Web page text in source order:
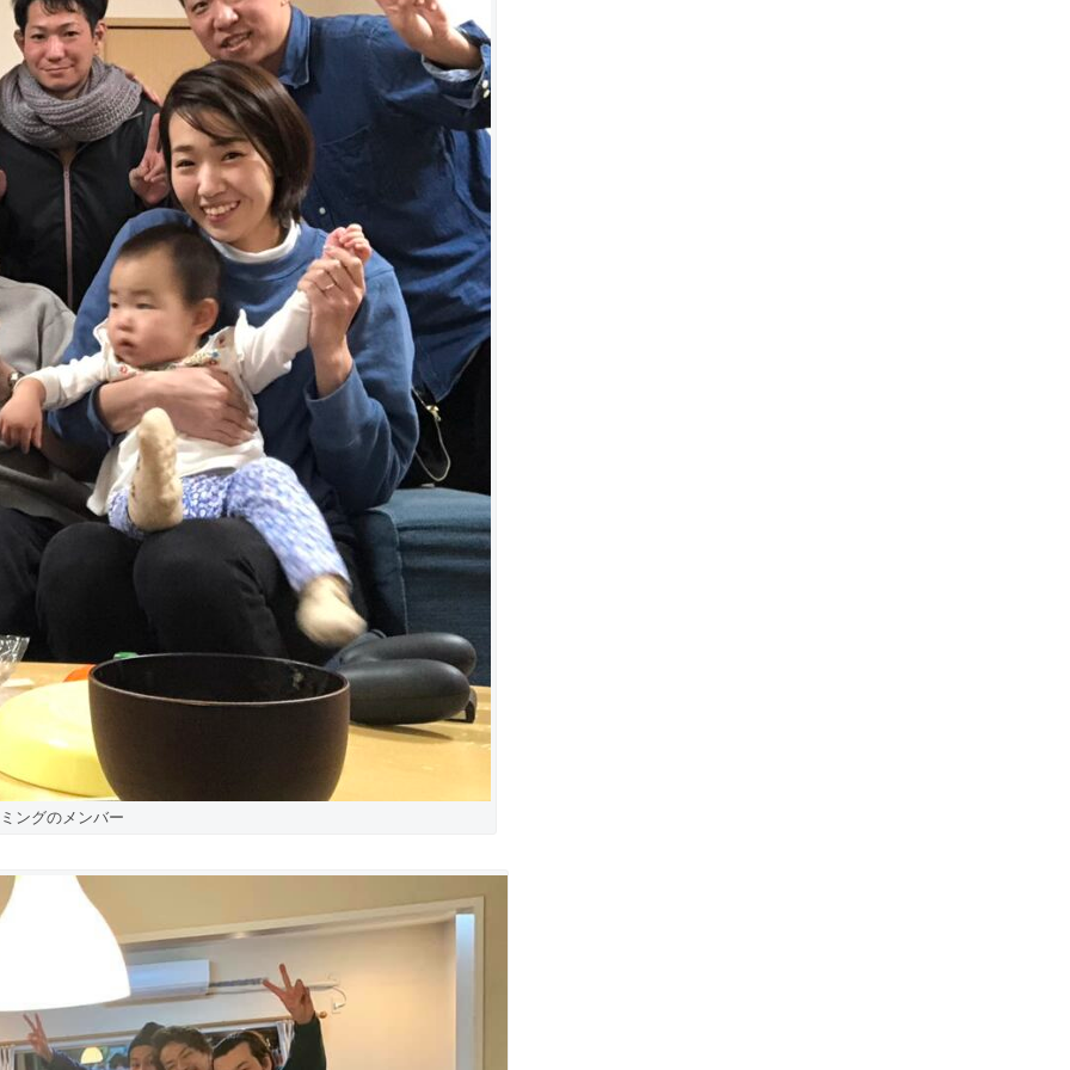
ングのメンバー